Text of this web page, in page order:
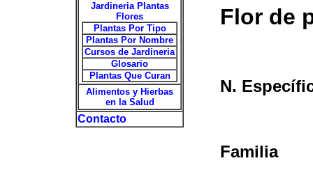
Jardineria Plantas
Flores
Plantas Por Tipo
Plantas Por Nombre
Cursos de Jardineria
Glosario
Plantas Que Curan
Alimentos y Hierbas
en la Salud
Contacto
Flor de
N.
Familia